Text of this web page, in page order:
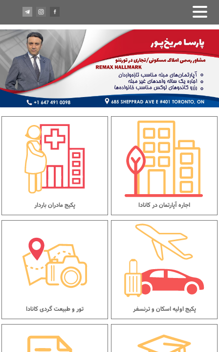
اجاره آپارتمان در کانادا پکیج مادران باردار
پکیج اولیه اسکان و ترنسفر تور و طبیعت گردی کانادا